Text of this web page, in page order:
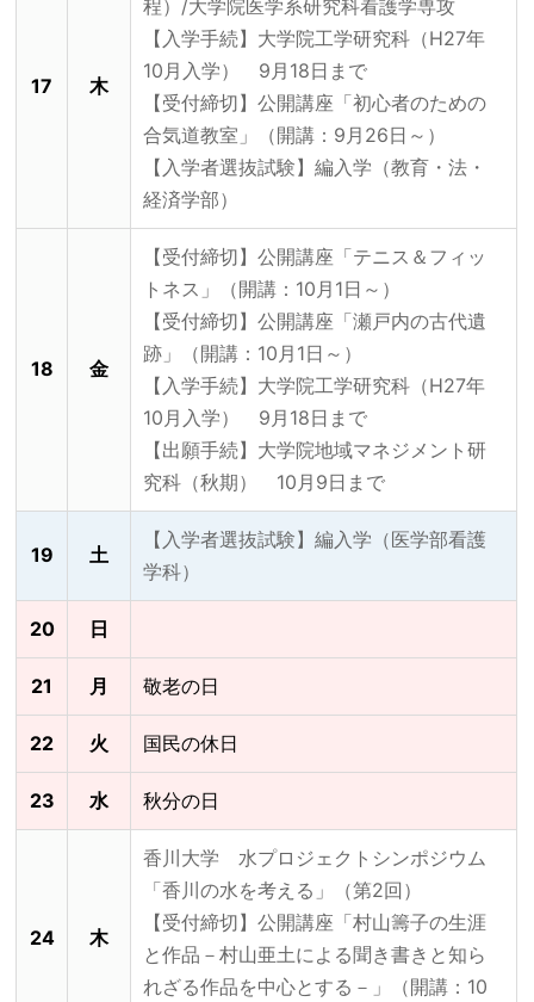
17 木
程）/大学院医学系研究科看護学専攻
【入学手続】大学院工学研究科（H27年
10月入学） 9月18日まで
【受付締切】公開講座「初心者のための
合気道教室」（開講：9月26日～）
【入学者選抜試験】編入学（教育・法・
経済学部）
18 金
【受付締切】公開講座「テニス＆フィッ
トネス」（開講：10月1日～）
【受付締切】公開講座「瀬戸内の古代遺
跡」（開講：10月1日～）
【入学手続】大学院工学研究科（H27年
10月入学） 9月18日まで
【出願手続】大学院地域マネジメント研
究科（秋期） 10月9日まで
19 土
【入学者選抜試験】編入学（医学部看護
学科）
20 日
21 月 敬老の日
22 火 国民の休日
23 水 秋分の日
24 木
香川大学 水プロジェクトシンポジウム
「香川の水を考える」（第2回）
【受付締切】公開講座「村山籌子の生涯
と作品－村山亜土による聞き書きと知ら
れざる作品を中心とする－」（開講：10